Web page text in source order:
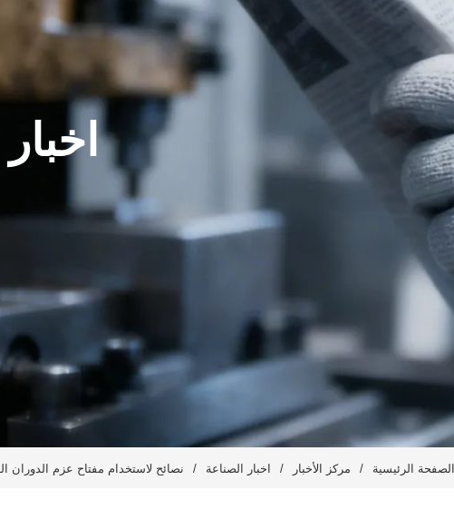
الصفحة الرئيسية / مركز الأخبار / اخبار الصناعة / نصائح لاستخدام مفتاح عزم الدوران